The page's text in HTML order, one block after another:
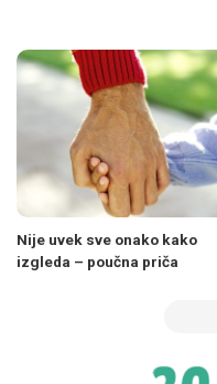
Nije uvek sve onako kako
izgleda – poučna priča